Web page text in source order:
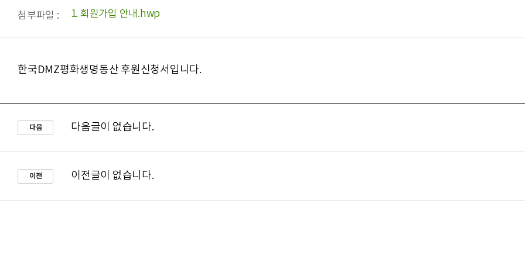
첨부파일 : 1. 회원가입 안내.hwp
한국DMZ평화생명동산 후원신청서입니다.
다음 다음글이 없습니다.
이전 이전글이 없습니다.